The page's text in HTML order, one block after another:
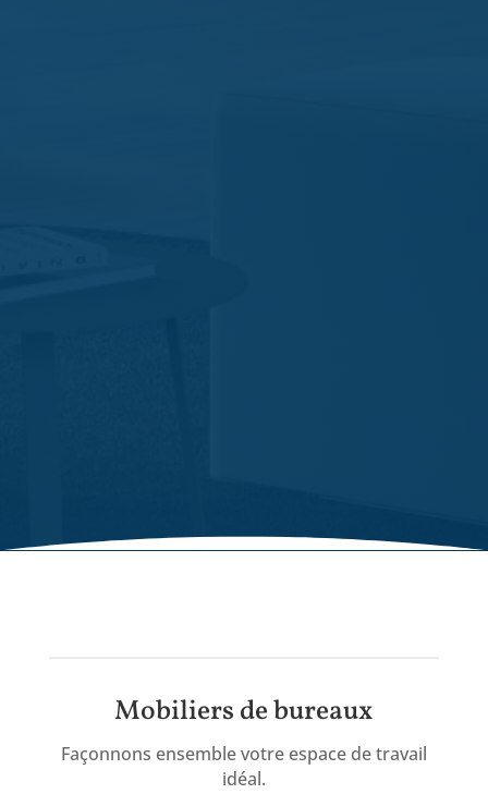
Mobiliers de bureaux
Façonnons ensemble votre espace de travail
idéal.